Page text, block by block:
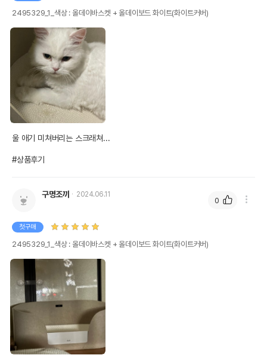
2495329_1_색상 : 올데이바스켓 + 올데이보드 화이트(화이트커버)
울 애기 미쳐버리는 스크래쳐...
#상품후기
구명조끼 2024.06.11
첫구매
2495329_1_색상 : 올데이바스켓 + 올데이보드 화이트(화이트커버)
0